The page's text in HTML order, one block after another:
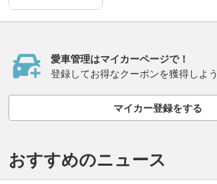
愛車管理はマイカーページで！
登録してお得なクーポンを獲得しよう
マイカー登録をする
おすすめのニュース